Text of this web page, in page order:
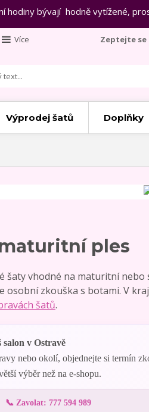
hodiny bývají hodně vytížené,
Více Zeptejte se
Výprodej šatů Doplňky
ples
šaty vhodné na maturitní
osobní zkouška s botami. V
šatů.
salon v Ostravě
nebo okolí, objednejte si termín
výběr než na e-shopu.
📞 Zavolat: 777 594 989